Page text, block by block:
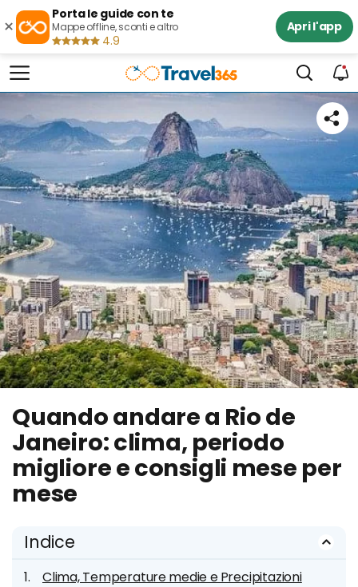
×
Porta le guide con te
Mappe offline, sconti e altro
4.9
Apri l'app
Quando andare a Rio de
Janeiro: clima, periodo
migliore e consigli mese per
mese
Indice
Clima, Temperature medie e Precipitazioni